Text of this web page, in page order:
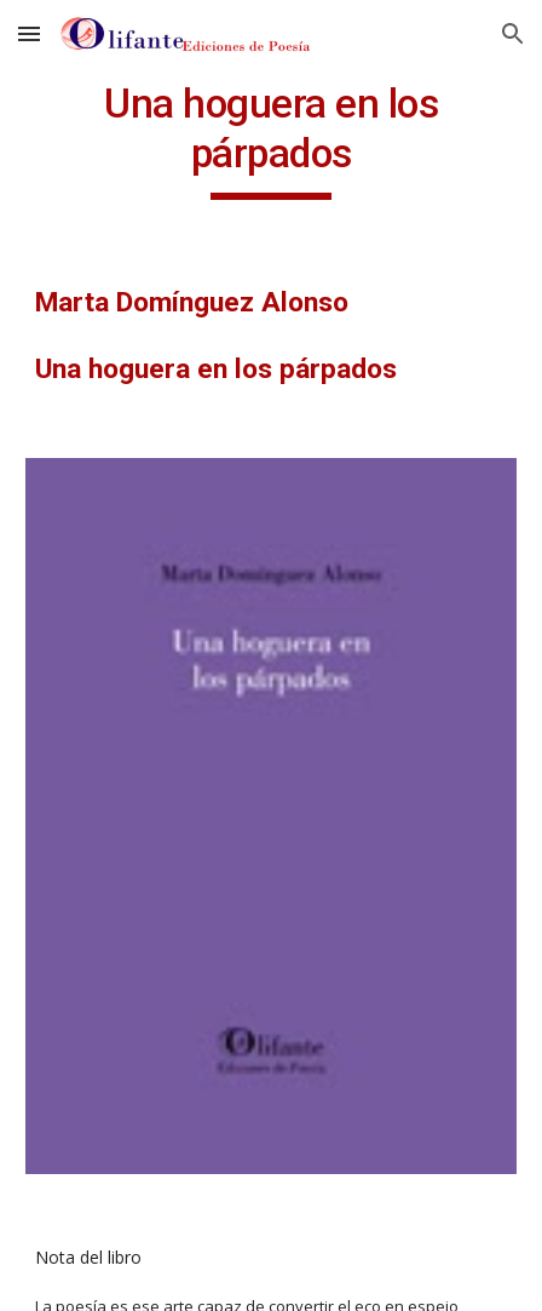
Skip to main content Skip to navigation
Una hoguera en los
párpados
Marta Domínguez Alonso
Una hoguera en los párpados
Nota del libro
La poesía es ese arte capaz de convertir el eco en espejo